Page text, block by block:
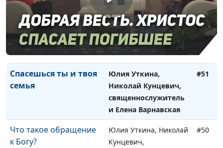
Для чего людям такой
дар, как деньги?
Юлия Уткина, Николай
Кунцевич,
священнослужитель и
Елена Варнавская
#52
Спасешься ты и твоя
семья
Юлия Уткина,
Николай Кунцевич,
священнослужитель
и Елена Варнавская
#51
Что такое обращение
к Богу?
Юлия Уткина, Николай
Кунцевич,
#50